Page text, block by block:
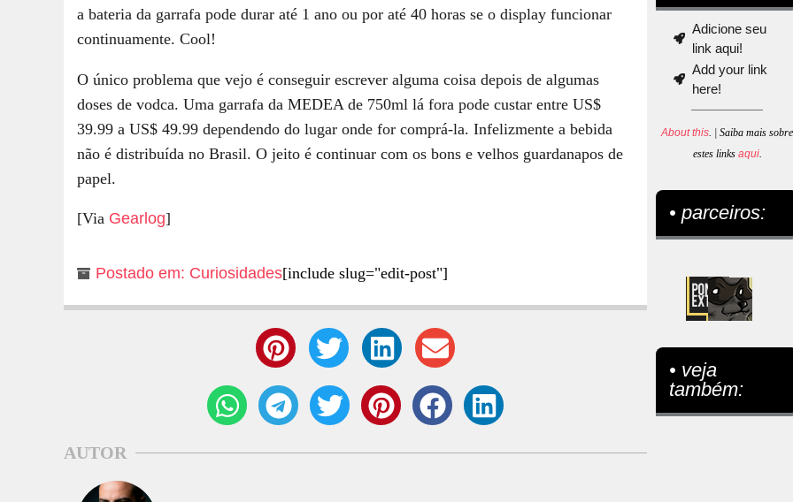
a bateria da garrafa pode durar até 1 ano ou por até 40 horas se o display funcionar
continuamente. Cool!
O único problema que vejo é conseguir escrever alguma coisa depois de algumas
doses de vodca. Uma garrafa da MEDEA de 750ml lá fora pode custar entre US$
39.99 a US$ 49.99 dependendo do lugar onde for comprá-la. Infelizmente a bebida
não é distribuída no Brasil. O jeito é continuar com os bons e velhos guardanapos de
papel.
[Via Gearlog]
Postado em: Curiosidades[include slug="edit-post"]
AUTOR
Adicione seu
link aqui!
Add your link
here!
About this . | Saiba mais sobre
estes links aqui.
• parceiros:
• veja
também: